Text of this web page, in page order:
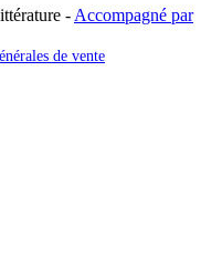
- Accompagné par
de vente